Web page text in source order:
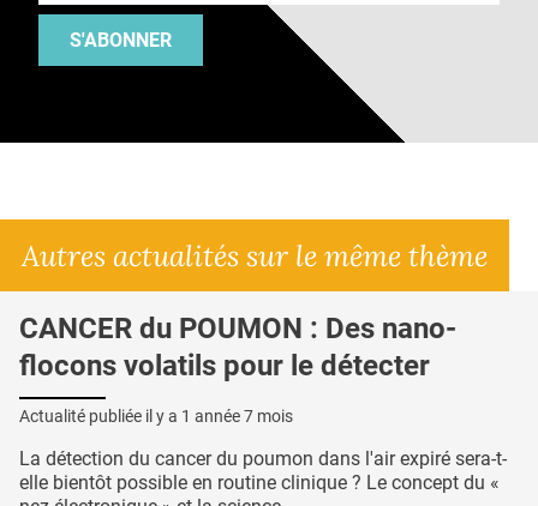
S'ABONNER
Autres actualités sur le même thème
CANCER du POUMON : Des nano-
flocons volatils pour le détecter
Actualité publiée il y a 1 année 7 mois
La détection du cancer du poumon dans l'air expiré sera-t-
elle bientôt possible en routine clinique ? Le concept du «